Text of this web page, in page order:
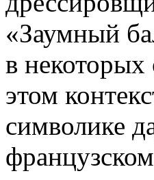
«Заумный
в
этом
символике